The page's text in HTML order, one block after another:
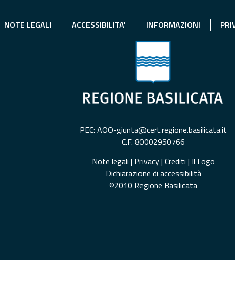
NOTE LEGALI ACCESSIBILITA' INFORMAZIONI
PEC: AOO-giunta@cert.regione.basilicata.it
C.F. 80002950766
Note legali | Privacy| Crediti | Il Logo
Dichiarazione di accessibilità
©2010 Regione Basilicata